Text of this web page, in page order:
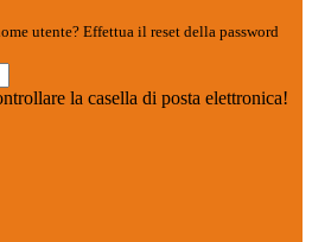
utente? Effettua il reset della password
la casella di posta elettronica!